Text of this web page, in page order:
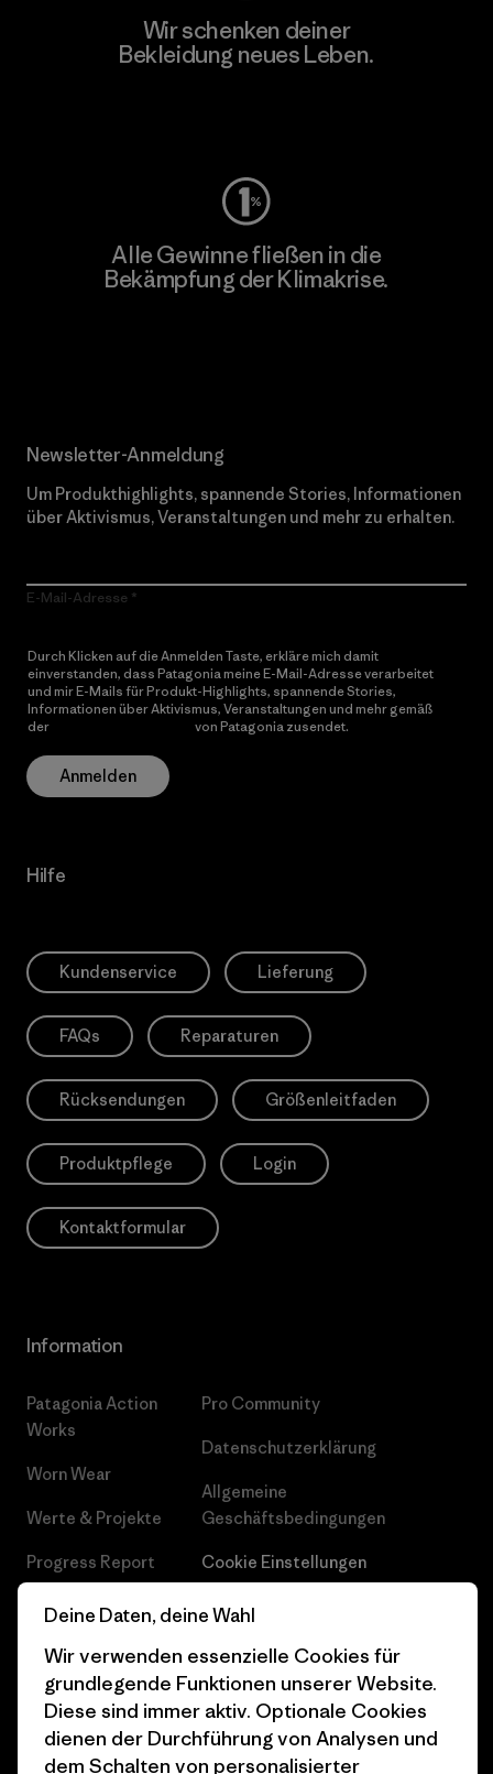
Wir schenken deiner
Bekleidung neues Leben.
Alle Gewinne fließen in die
Bekämpfung der Klimakrise.
Newsletter-Anmeldung
Um Produkthighlights, spannende Stories, Informationen
über Aktivismus, Veranstaltungen und mehr zu erhalten.
E-Mail-Adresse
Durch Klicken auf die Anmelden Taste, erkläre mich damit
einverstanden, dass Patagonia meine E-Mail-Adresse verarbeitet
und mir E-Mails für Produkt-Highlights, spannende Stories,
Informationen über Aktivismus, Veranstaltungen und mehr gemäß
der
von Patagonia zusendet.
Anmelden
Hilfe
Kundenservice Lieferung
FAQs Reparaturen
Rücksendungen Größenleitfaden
Produktpflege Login
Kontaktformular
Information
Patagonia Action
Works
Worn Wear
Werte & Projekte
Progress Report
Business Unusual
Klimaziele
1% For The Planet
Wie wir finanzieren
Pro Community
Datenschutzerklärung
Allgemeine
Geschäftsbedingungen
Cookie Einstellungen
Karriere
Pressekontakt
Industry program
Affiliate-Programm
Deine Daten, deine Wahl
Wir verwenden essenzielle Cookies für
grundlegende Funktionen unserer Website.
Diese sind immer aktiv. Optionale Cookies
dienen der Durchführung von Analysen und
dem Schalten von personalisierter